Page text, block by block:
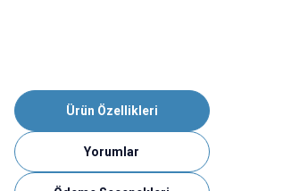
Ürün Özellikleri
Yorumlar